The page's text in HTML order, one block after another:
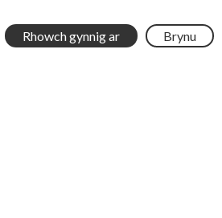
Rhowch gynnig ar Brynu